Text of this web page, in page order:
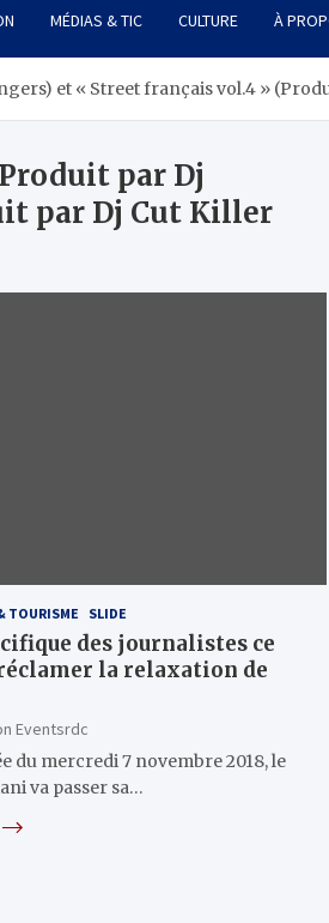
MÉDIAS & TIC CULTURE À
et « Street français vol.4 »
par Dj
par Dj Cut Killer
TOURISME SLIDE
des journalistes ce
la relaxation de
Eventsrdc
du mercredi 7 novembre 2018, le
va passer sa…